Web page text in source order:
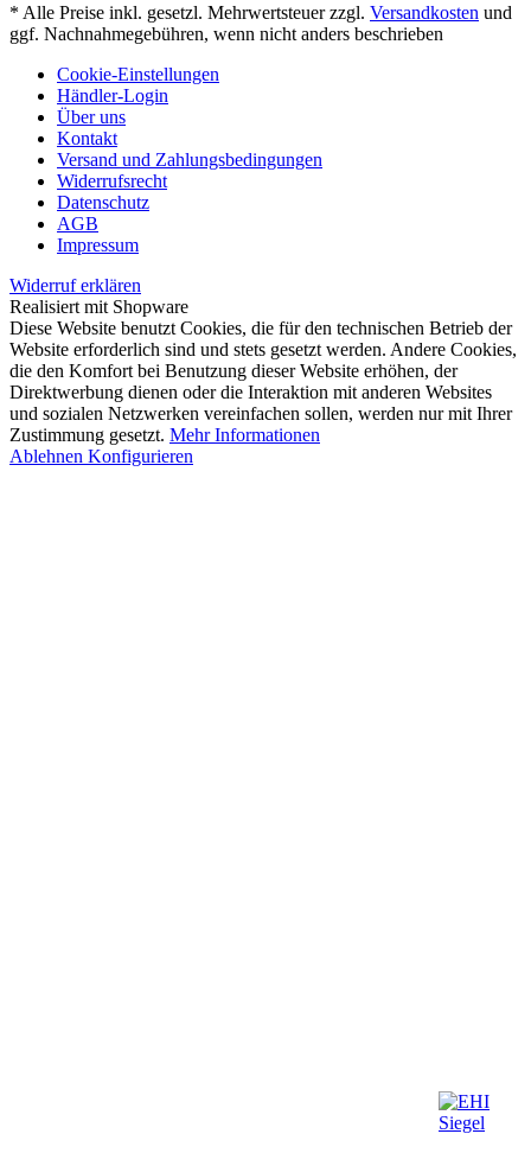
* Alle Preise inkl. gesetzl. Mehrwertsteuer zzgl. Versandkosten und
ggf. Nachnahmegebühren, wenn nicht anders beschrieben
Cookie-Einstellungen
Händler-Login
Über uns
Kontakt
Versand und Zahlungsbedingungen
Widerrufsrecht
Datenschutz
AGB
Impressum
Widerruf erklären
Realisiert mit Shopware
Diese Website benutzt Cookies, die für den technischen Betrieb der
Website erforderlich sind und stets gesetzt werden. Andere Cookies,
die den Komfort bei Benutzung dieser Website erhöhen, der
Direktwerbung dienen oder die Interaktion mit anderen Websites
und sozialen Netzwerken vereinfachen sollen, werden nur mit Ihrer
Zustimmung gesetzt. Mehr Informationen
Ablehnen Konfigurieren